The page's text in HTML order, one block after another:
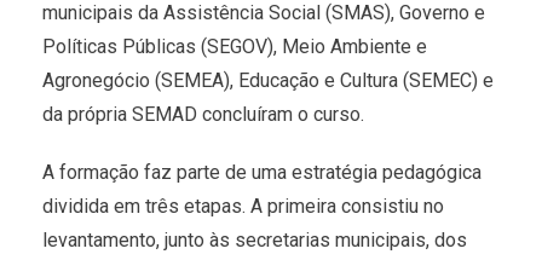
municipais da Assistência Social (SMAS), Governo e
Políticas Públicas (SEGOV), Meio Ambiente e
Agronegócio (SEMEA), Educação e Cultura (SEMEC) e
da própria SEMAD concluíram o curso.
A formação faz parte de uma estratégia pedagógica
dividida em três etapas. A primeira consistiu no
levantamento, junto às secretarias municipais, dos